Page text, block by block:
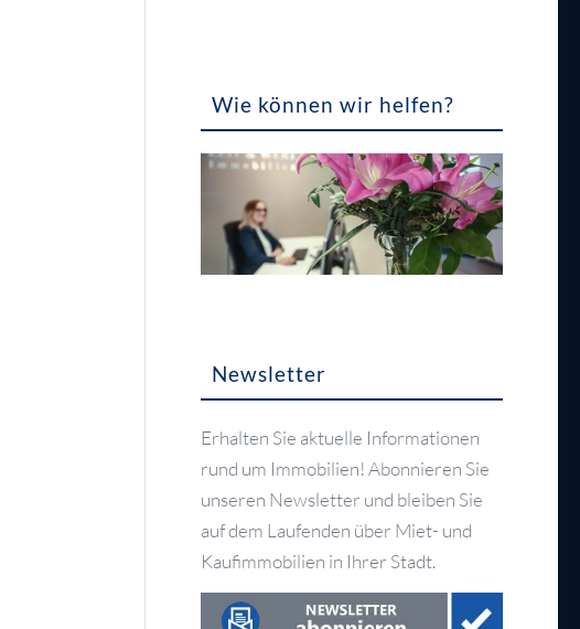
Wie können wir helfen?
Newsletter
Erhalten Sie aktuelle Informationen
rund um Immobilien! Abonnieren Sie
unseren Newsletter und bleiben Sie
auf dem Laufenden über Miet- und
Kaufimmobilien in Ihrer Stadt.